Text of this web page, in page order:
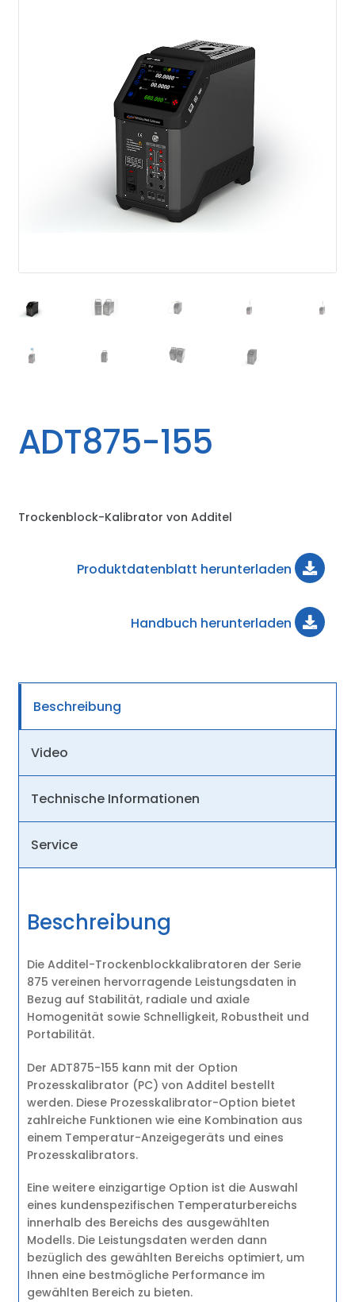
ADT875-155
Trockenblock-Kalibrator von Additel
Produktdatenblatt herunterladen
Handbuch herunterladen
Beschreibung
Video
Technische Informationen
Service
Beschreibung
Die Additel-Trockenblockkalibratoren der Serie
875 vereinen hervorragende Leistungsdaten in
Bezug auf Stabilität, radiale und axiale
Homogenität sowie Schnelligkeit, Robustheit und
Portabilität.
Der ADT875-155 kann mit der Option
Prozesskalibrator (PC) von Additel bestellt
werden. Diese Prozesskalibrator-Option bietet
zahlreiche Funktionen wie eine Kombination aus
einem Temperatur-Anzeigegeräts und eines
Prozesskalibrators.
Eine weitere einzigartige Option ist die Auswahl
eines kundenspezifischen Temperaturbereichs
innerhalb des Bereichs des ausgewählten
Modells. Die Leistungsdaten werden dann
bezüglich des gewählten Bereichs optimiert, um
Ihnen eine bestmögliche Performance im
gewählten Bereich zu bieten.